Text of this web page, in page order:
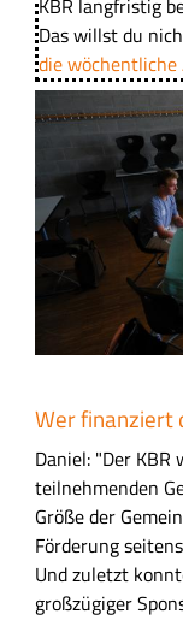
Das willst du
die
d
Wer finanziert
Daniel: "Der
teilnehmenden
Größe der
Förderung
Und zuletzt
großzügiger